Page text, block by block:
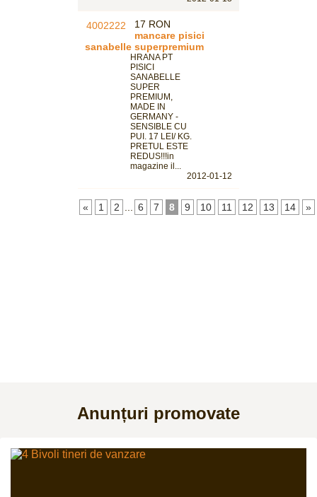
17 RON
mancare pisici
sanabelle superpremium
HRANA PT
PISICI
SANABELLE
SUPER
PREMIUM,
MADE IN
GERMANY -
SENSIBLE CU
PUI. 17 LEI/ KG.
PRETUL ESTE
REDUS!!!in
magazine il...
2012-01-12
« 1 2 ... 6 7 8 9 10 11 12 13 14 »
Anunțuri promovate